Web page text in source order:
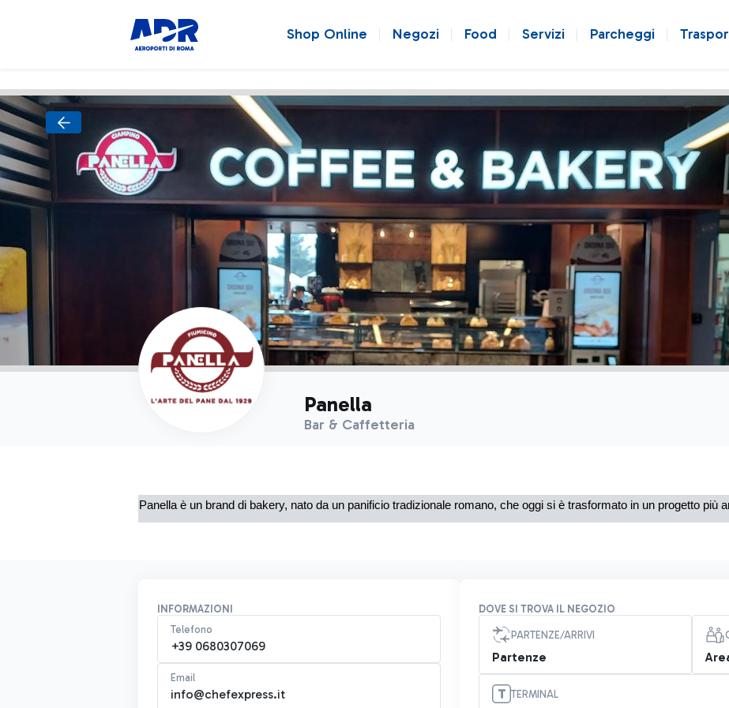
Shop Online Negozi Food Servizi Parcheggi
Panella
Bar & Caffetteria
Panella è un brand di bakery, nato da un panificio tradizionale romano, che oggi si è trasformato in un progetto
INFORMAZIONI
Telefono
+39 0680307069
Email
info@chefexpress.it
DOVE SI TROVA IL NEGOZIO
PARTENZE/ARRIVI
Partenze
TERMINAL